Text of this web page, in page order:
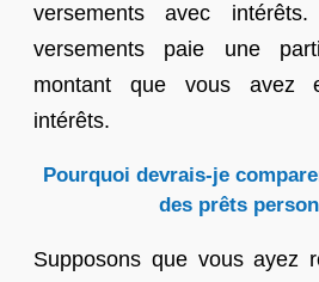
versements avec
versements paie une
montant que vous avez
intérêts.
Pourquoi devrais-je
des prêts
Supposons que vous ayez